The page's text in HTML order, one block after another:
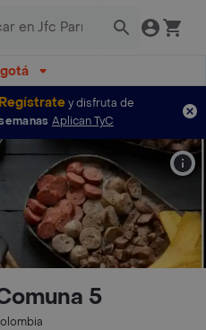
Regístratey disfruta de
Aplican TyC
5